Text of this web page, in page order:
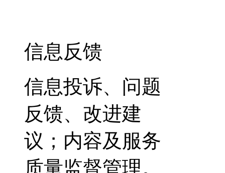
信息反馈
信息投诉、问题
反馈、改进建
议；内容及服务
质量监督管理。